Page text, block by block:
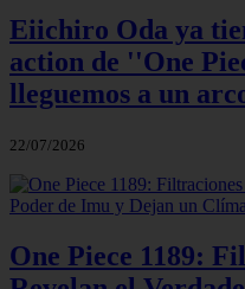
Eiichiro Oda ya
action de ''One
lleguemos a un
22/07/2026
One Piece 1189: